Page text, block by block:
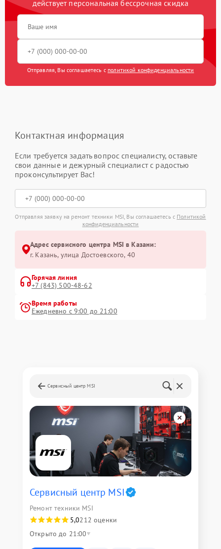
действует персональная бессрочная скидка
Отправляя, Вы соглашаетесь с политикой конфиденциальности
Контактная информация
Если требуется задать вопрос специалисту, оставьте
свои данные и дежурный специалист с радостью
проконсультирует Вас!
Отправляя заявку на ремонт техники MSI, Вы соглашаетесь с Политикой
конфиденциальности
Адрес сервисного центра MSI в Казани:
г. Казань, улица Достоевского, 40
Горячая линия
+7 (843) 500-48-62
Время работы
Ежедневно с 9:00 до 21:00
Сервисный центр MSI
Сервисный центр MSI
Ремонт техники MSI
5,0212 оценки
Открыто до 21:00